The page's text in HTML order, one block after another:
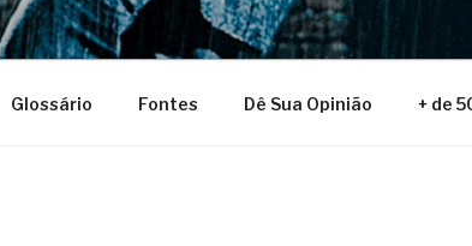
Glossário Fontes Dê Sua Opinião + de